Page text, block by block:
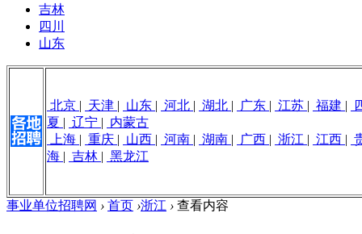
吉林
四川
山东
北京 | 天津 | 山东 | 河北 | 湖北 | 广东 | 江苏 | 福建 |
夏 | 辽宁 | 内蒙古
上海 | 重庆 | 山西 | 河南 | 湖南 | 广西 | 浙江 | 江西 |
海 | 吉林 | 黑龙江
事业单位招聘网 › 首页 ›浙江 › 查看内容